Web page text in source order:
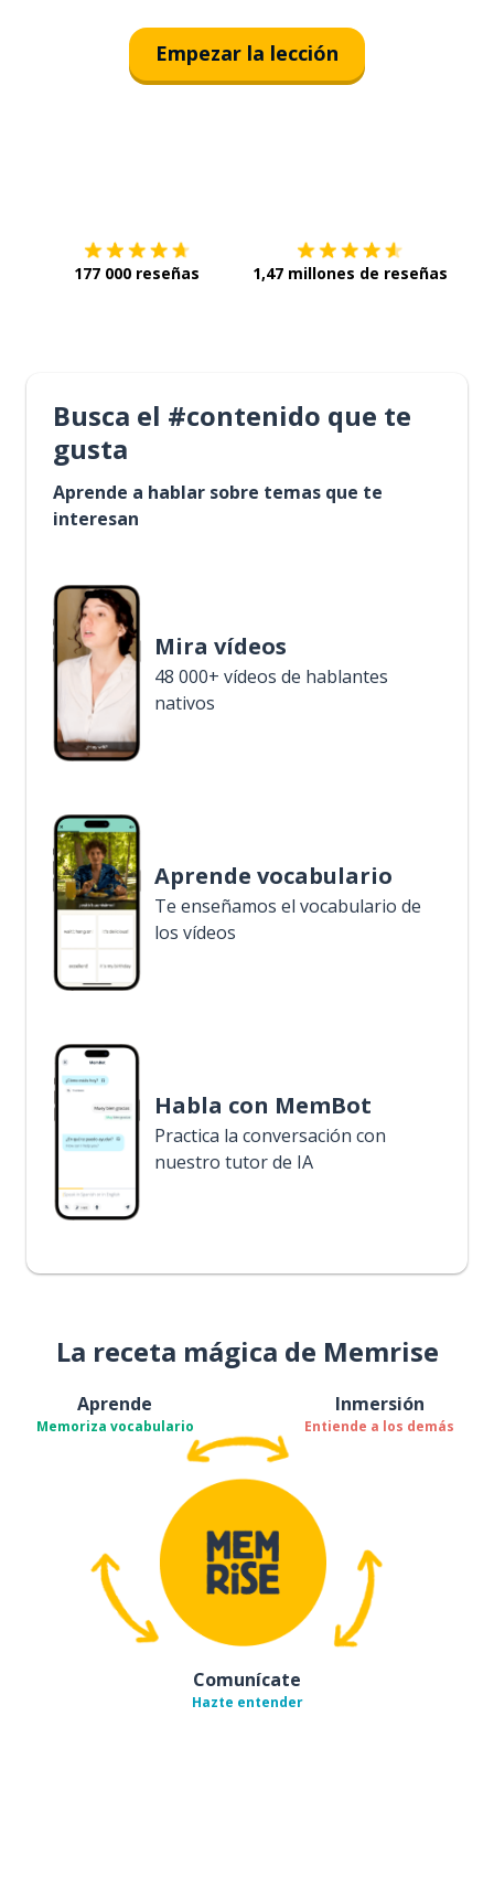
Empezar la lección
177 000 reseñas 1,47 millones de reseñas
Busca el #contenido que te
gusta
Aprende a hablar sobre temas que te
interesan
Mira vídeos
48 000+ vídeos de hablantes
nativos
Aprende vocabulario
Te enseñamos el vocabulario de
los vídeos
Habla con MemBot
Practica la conversación con
nuestro tutor de IA
La receta mágica de Memrise
Aprende
Memoriza vocabulario
Inmersión
Entiende a los demás
Comunícate
Hazte entender